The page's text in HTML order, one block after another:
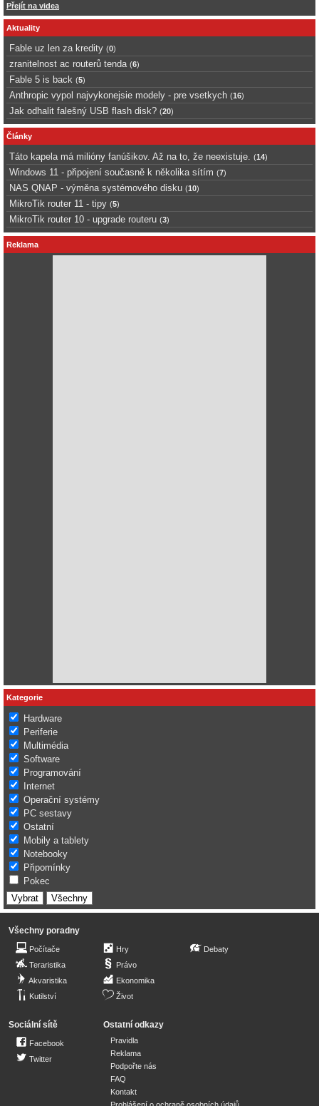
Přejít na videa
Aktuality
Fable uz len za kredity (0)
zranitelnost ac routerů tenda (6)
Fable 5 is back (5)
Anthropic vypol najvykonejsie modely - pre vsetkych (16)
Jak odhalit falešný USB flash disk? (20)
Články
Táto kapela má milióny fanúšikov. Až na to, že neexistuje. (14)
Windows 11 - připojení současně k několika sítím (7)
NAS QNAP - výměna systémového disku (10)
MikroTik router 11 - tipy (5)
MikroTik router 10 - upgrade routeru (3)
Reklama
Kategorie
Hardware
Periferie
Multimédia
Software
Programování
Internet
Operační systémy
PC sestavy
Ostatní
Mobily a tablety
Notebooky
Připomínky
Pokec
Všechny poradny
Počítače
Teraristika
Akvaristika
Kutilství
Hry
Právo
Ekonomika
Život
Debaty
Sociální sítě
Facebook
Twitter
Ostatní odkazy
Pravidla
Reklama
Podpořte nás
FAQ
Kontakt